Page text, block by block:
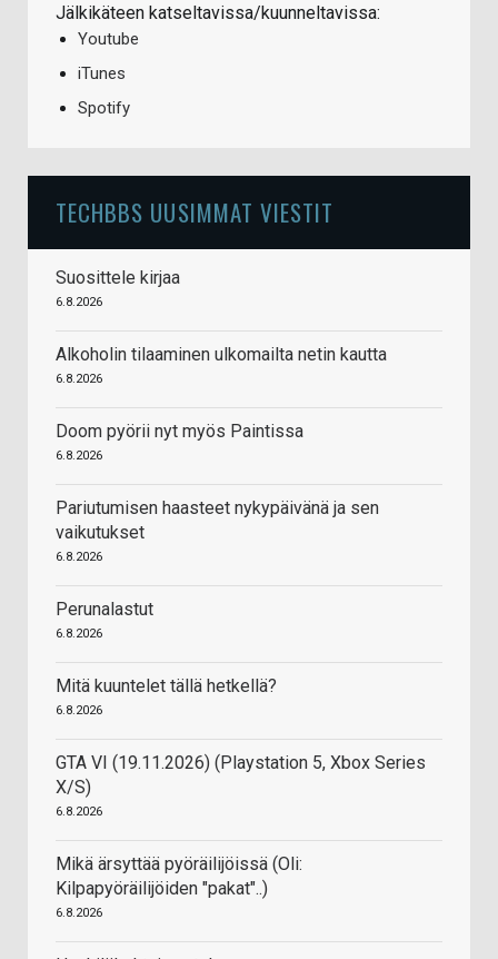
Jälkikäteen katseltavissa/kuunneltavissa:
Youtube
iTunes
Spotify
TECHBBS UUSIMMAT VIESTIT
Suosittele kirjaa
6.8.2026
Alkoholin tilaaminen ulkomailta netin kautta
6.8.2026
Doom pyörii nyt myös Paintissa
6.8.2026
Pariutumisen haasteet nykypäivänä ja sen
vaikutukset
6.8.2026
Perunalastut
6.8.2026
Mitä kuuntelet tällä hetkellä?
6.8.2026
GTA VI (19.11.2026) (Playstation 5, Xbox Series
X/S)
6.8.2026
Mikä ärsyttää pyöräilijöissä (Oli:
Kilpapyöräilijöiden "pakat"..)
6.8.2026